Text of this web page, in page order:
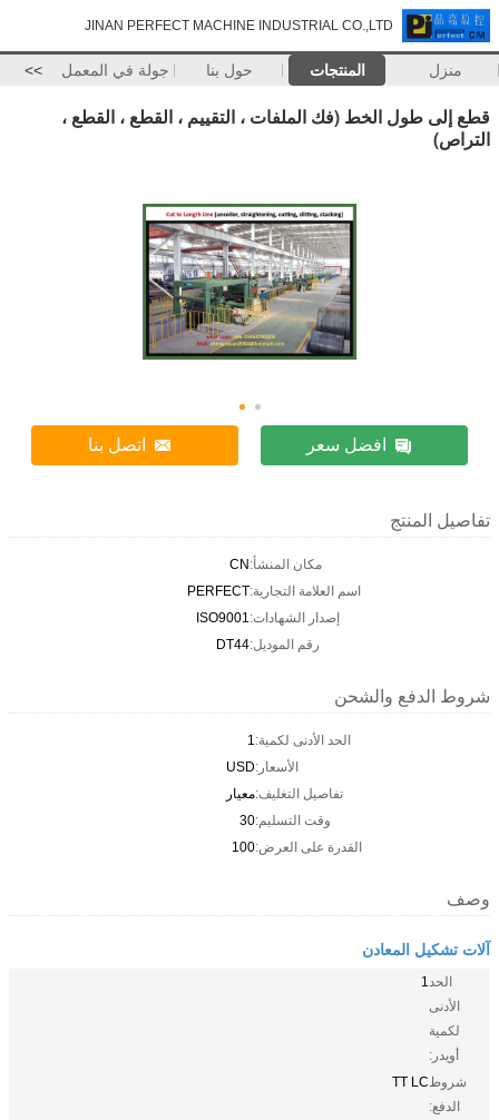
JINAN PERFECT MACHINE INDUSTRIAL CO.,LTD
منزل المنتجات حول بنا جولة في المعمل >>
قطع إلى طول الخط (فك الملفات ، التقييم ، القطع ، القطع ،
التراص)
افضل سعر اتصل بنا
تفاصيل المنتج
مكان المنشأ:CN
اسم العلامة التجارية:PERFECT
إصدار الشهادات:ISO9001
رقم الموديل:DT44
شروط الدفع والشحن
الحد الأدنى لكمية:1
الأسعار:USD
تفاصيل التغليف:معيار
وقت التسليم:30
القدرة على العرض:100
وصف
آلات تشكيل المعادن
الحد
الأدنى
لكمية
أويدر:
1
شروط
الدفع:
TT LC